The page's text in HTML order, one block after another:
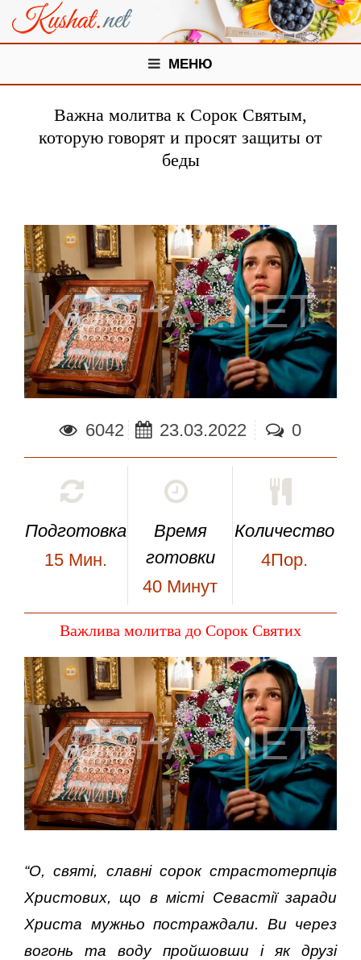
МЕНЮ
Важна молитва к Сорок Святым,
которую говорят и просят защиты от
беды
6042 23.03.2022 0
Подготовка
15 Мин.
Время
готовки
40 Минут
Количество
4Пор.
Важлива молитва до Сорок Святих
“О, святі, славні сорок страстотерпців
Христових, що в місті Севастії заради
Христа мужньо постpaждали. Ви через
вогонь та воду пройшовши і як друзі